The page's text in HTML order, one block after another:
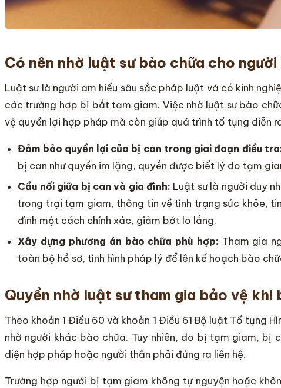
Có nên nhờ luật sư bào chữa cho
Luật sư là người am hiểu sâu sắc pháp luật và có kinh
các trường hợp bị bắt tạm giam. Việc nhờ luật sư bào
vệ quyền lợi hợp pháp mà còn giúp quá trình tố tụng diễn
Đảm bảo quyền lợi của bị can trong giai đoạn điều
bị can như quyền im lặng, quyền được biết lý do tạm
Cầu nối giữa bị can và gia đình: Luật sư là người duy
trong trại tạm giam, thông tin về tình trạng sức khỏe,
đình một cách chính xác, giảm bớt lo lắng.
Xây dựng phương án bào chữa phù hợp: Tham gia
toàn bộ hồ sơ, tình hình pháp lý để lên kế hoạch bào
Quyền nhờ luật sư tham gia bảo vệ khi
Theo khoản 1 Điều 60 và khoản 1 Điều 61 Bộ luật Tố tụng
nhờ người khác bào chữa. Tuy nhiên, do bị tạm giam, bị
diện hợp pháp hoặc người thân phải đứng ra liên hệ.
Trường hợp người bị tạm giam không tự nguyện hoặc